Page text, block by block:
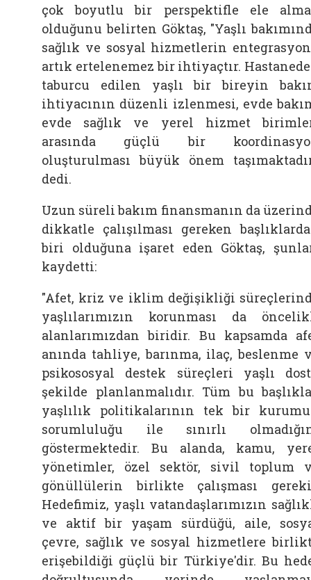
çok boyutlu bir perspektifle ele
olduğunu belirten Göktaş, "Yaşlı
sağlık ve sosyal hizmetlerin
artık ertelenemez bir ihtiyaçtır.
taburcu edilen yaşlı bir bireyin
ihtiyacının düzenli izlenmesi, evde
evde sağlık ve yerel hizmet
arasında güçlü bir
oluşturulması büyük önem
dedi.
Uzun süreli bakım finansmanın da
dikkatle çalışılması gereken
biri olduğuna işaret eden Göktaş,
kaydetti:
"Afet, kriz ve iklim değişikliği
yaşlılarımızın korunması da
alanlarımızdan biridir. Bu kapsamda
anında tahliye, barınma, ilaç, beslenme
psikososyal destek süreçleri yaşlı
şekilde planlanmalıdır. Tüm bu
yaşlılık politikalarının tek bir
sorumluluğu ile sınırlı
göstermektedir. Bu alanda, kamu,
yönetimler, özel sektör, sivil toplum
gönüllülerin birlikte çalışması
Hedefimiz, yaşlı vatandaşlarımızın
ve aktif bir yaşam sürdüğü,
aile,
çevre, sağlık ve sosyal hizmetlere
erişebildiği güçlü bir Türkiye'dir. Bu